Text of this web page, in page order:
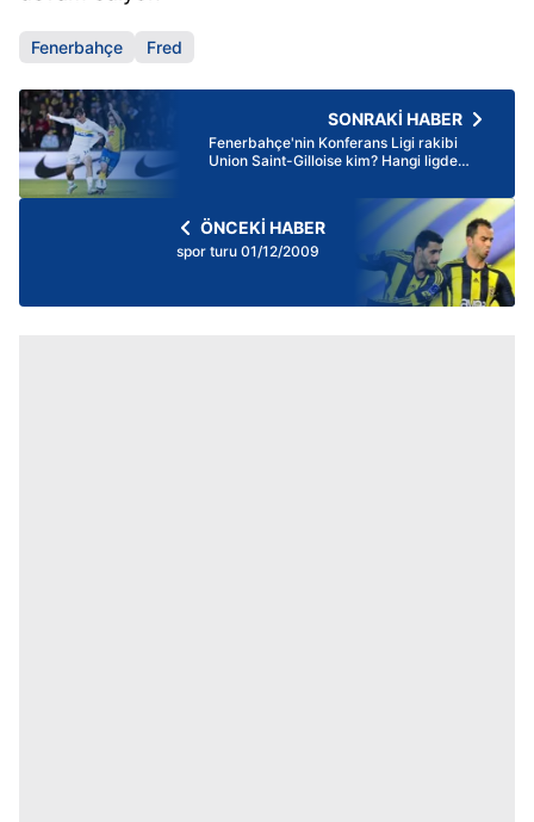
Fenerbahçe Fred
SONRAKİ HABER
Fenerbahçe'nin Konferans Ligi rakibi
Union Saint-Gilloise kim? Hangi ligde
ÖNCEKİ HABER
spor turu 01/12/2009